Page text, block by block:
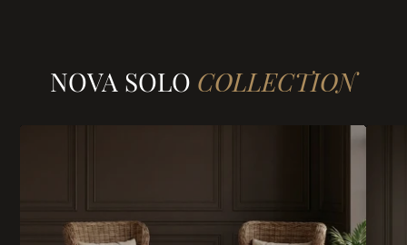
NOVA SOLO COLLECTION